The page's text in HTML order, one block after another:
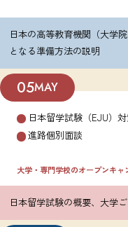
日本の高等教育機関（大学
となる準備方法の説明
05MAY
日本留学試験（EJU）
進路個別面談
大学・専門学校のオープンキャ
日本留学試験の概要、大学